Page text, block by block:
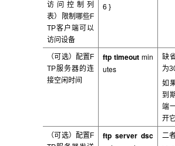
访问控制列
表）限制哪些F
TP客户端可以
访问设备
6 }
（可选）配置F
TP服务器的连
接空闲时间
ftp timeout min
utes
缺
为
如
到
端
开
（可选）配置F
ftp server dsc
二